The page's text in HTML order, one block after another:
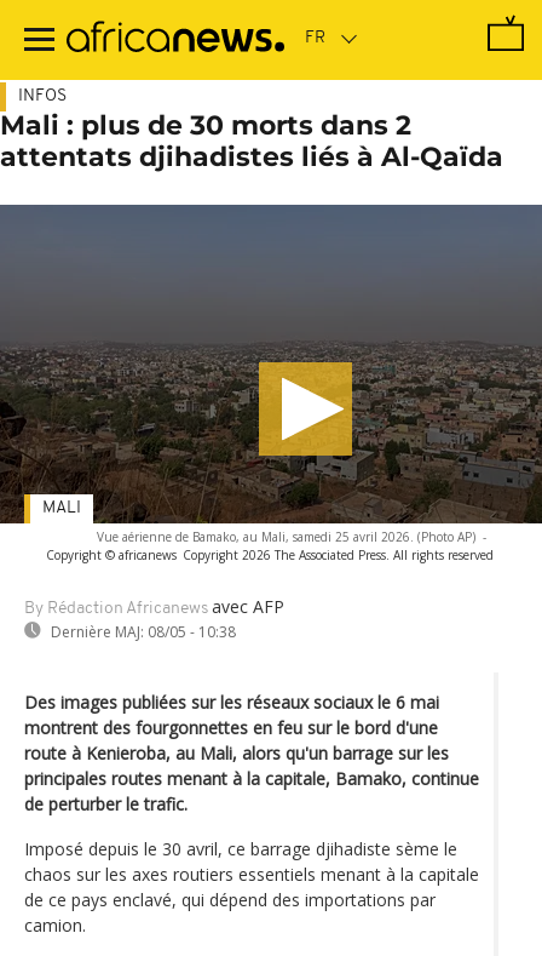
contenu
INFOS
Mali : plus de 30 morts dans 2
attentats djihadistes liés à Al-Qaïda
Vue aérienne de Bamako, au Mali, samedi 25 avril 2026. (Photo AP) -
Copyright © africanews Copyright 2026 The Associated Press. All rights reserved
By Rédaction Africanews avec AFP
Dernière MAJ: 08/05 - 10:38
MALI
Des images publiées sur les réseaux sociaux le 6 mai
montrent des fourgonnettes en feu sur le bord d'une
route à Kenieroba, au Mali, alors qu'un barrage sur les
principales routes menant à la capitale, Bamako, continue
de perturber le trafic.
Imposé depuis le 30 avril, ce barrage djihadiste sème le
chaos sur les axes routiers essentiels menant à la capitale
de ce pays enclavé, qui dépend des importations par
camion.